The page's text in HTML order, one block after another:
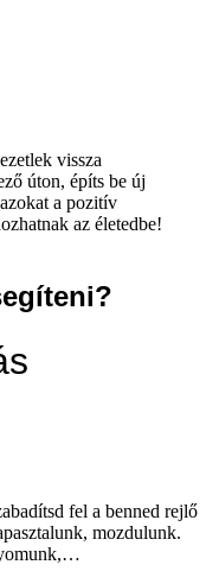
vissza
úton, építs be új
a pozitív
az életedbe!
fel a benned rejlő
mozdulunk.